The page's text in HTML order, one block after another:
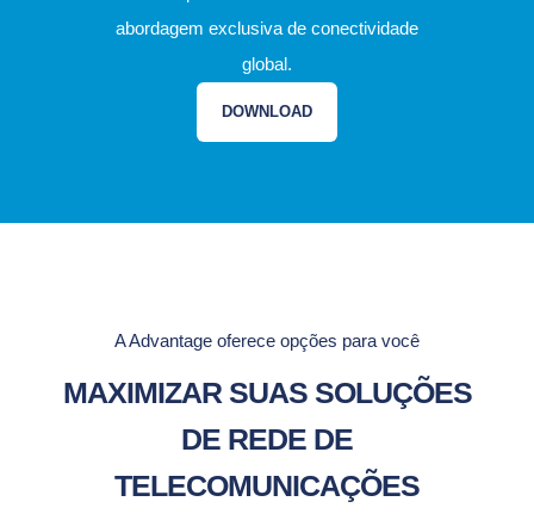
abordagem exclusiva de conectividade
global.
DOWNLOAD
A Advantage oferece opções para você
MAXIMIZAR SUAS SOLUÇÕES
DE REDE DE
TELECOMUNICAÇÕES